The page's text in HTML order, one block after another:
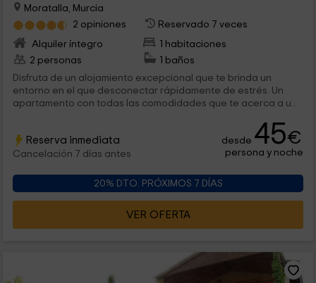
Moratalla, Murcia
2 opiniones
Reservado 7 veces
Alquiler íntegro
1 habitaciones
2 personas
1 baños
Disfruta de un alojamiento excepcional que te brinda un
entorno en el que desconectar rápidamente de estrés. Un
apartamento con todas las comodidades que te acerca a un
Reserva inmediata
Cancelación 7 días antes
desde 45€
persona y noche
20% DTO. PRÓXIMOS 7 DÍAS
VER OFERTA